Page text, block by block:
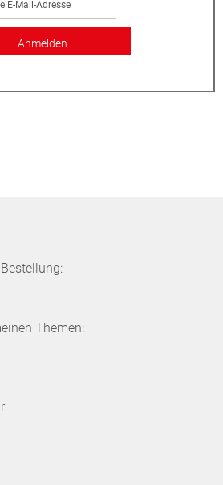
Anmelden
Themen: